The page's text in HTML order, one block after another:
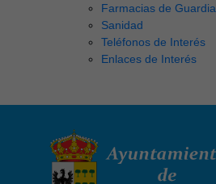
Farmacias de Guardia
Sanidad
Teléfonos de Interés
Enlaces de Interés